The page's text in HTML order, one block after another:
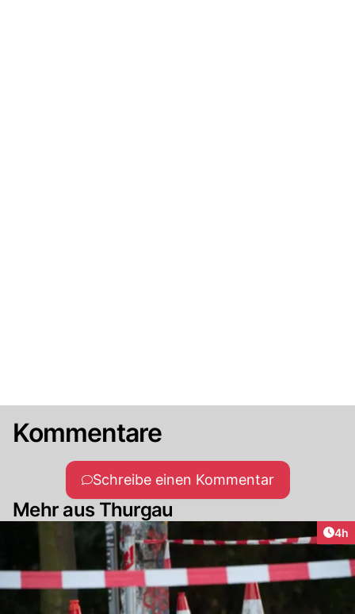
Kommentare
Schreibe einen Kommentar
Mehr aus Thurgau
4h